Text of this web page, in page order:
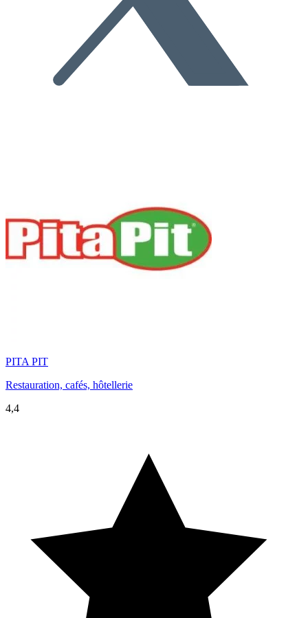
PITA PIT
Restauration, cafés, hôtellerie
4,4